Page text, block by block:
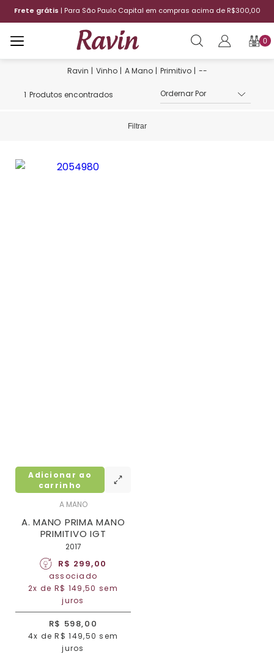
Frete grátis | Para São Paulo Capital em compras acima de R$300,00
0
Vinho A Mano Primitivo --
1 Produtos encontrados
Filtrar
A MANO
A. MANO PRIMA MANO
PRIMITIVO IGT
2017
R$ 299,00
associado
2x de R$ 149,50 sem
juros
R$ 598,00
4x de R$ 149,50 sem
juros
Adicionar ao
carrinho